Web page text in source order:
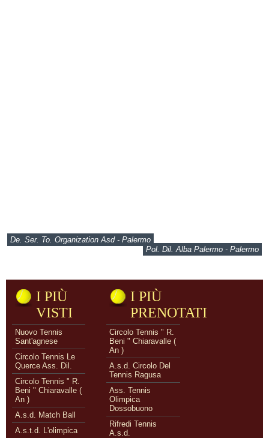
De. Ser. To. Organization Asd - Palermo
Pol. Dil. Alba Palermo - Palermo
I PIÙ
VISTI
Nuovo Tennis
Sant'agnese
Circolo Tennis Le
Querce Ass. Dil.
Circolo Tennis " R.
Beni " Chiaravalle (
An )
A.s.d. Match Ball
A.s.t.d. L'olimpica
I PIÙ
PRENOTATI
Circolo Tennis " R.
Beni " Chiaravalle (
An )
A.s.d. Circolo Del
Tennis Ragusa
Ass. Tennis
Olimpica
Dossobuono
Rifredi Tennis
A.s.d.